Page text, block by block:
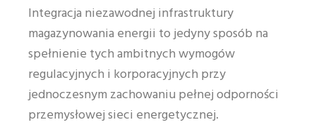
Integracja niezawodnej infrastruktury
magazynowania energii to jedyny sposób na
spełnienie tych ambitnych wymogów
regulacyjnych i korporacyjnych przy
jednoczesnym zachowaniu pełnej odporności
przemysłowej sieci energetycznej.